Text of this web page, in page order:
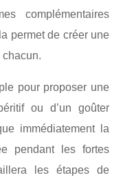
complémentaires
permet de créer une
pour proposer une
ou d’un goûter
immédiatement la
pendant les fortes
les étapes de